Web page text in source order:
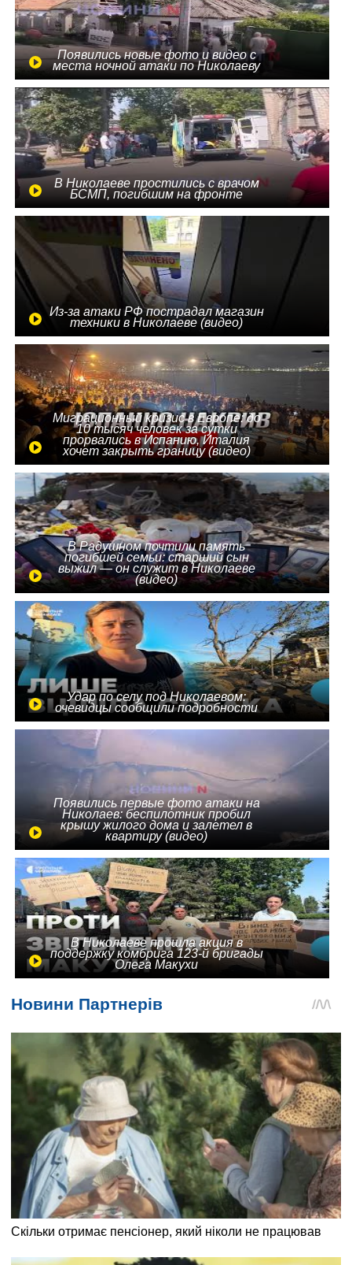
Появились новые фото и видео с
места ночной атаки по Николаеву
В Николаеве простились с врачом
БСМП, погибшим на фронте
Из-за атаки РФ пострадал магазин
техники в Николаеве (видео)
Миграционный кризис в Европе: до
10 тысяч человек за сутки
прорвались в Испанию, Италия
хочет закрыть границу (видео)
В Радушном почтили память
погибшей семьи: старший сын
выжил — он служит в Николаеве
(видео)
Удар по селу под Николаевом:
очевидцы сообщили подробности
Появились первые фото атаки на
Николаев: беспилотник пробил
крышу жилого дома и залетел в
квартиру (видео)
В Николаеве прошла акция в
поддержку комбрига 123-й бригады
Олега Макухи